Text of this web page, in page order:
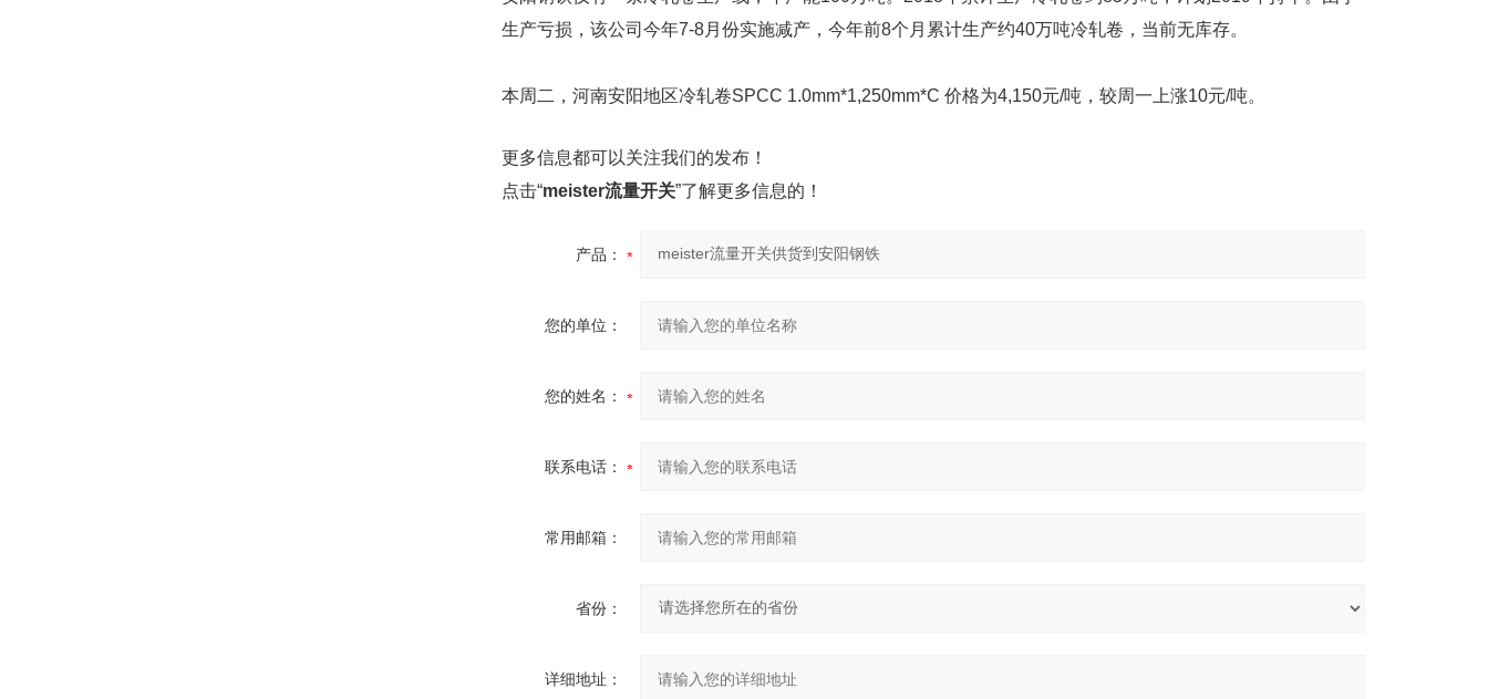
生产亏损，该公司今年7-8月份实施减产，今年前8个月累计生产约40万吨冷轧卷，当前无库存。
本周二，河南安阳地区冷轧卷SPCC 1.0mm*1,250mm*C 价格为4,150元/吨，较周一上涨10元/吨。
更多信息都可以关注我们的发布！
点击“meister流量开关”了解更多信息的！
产品：
您的单位：
您的姓名：
联系电话：
常用邮箱：
省份：
详细地址：